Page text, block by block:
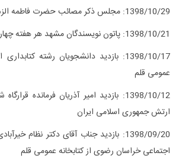
1398/10/29: مجلس ذکر مصائب حضرت فاطمه الزهرا
1398/10/21: پاتون نویسندگان مشهد هر هفته چهارشنبه‎ها
1398/10/17: بازدید دانشجویان رشته
عمومی قلم
1398/10/12: بازدید امیر آذریان فرمانده
ارتش جمهوری اسلامی ایران
1398/09/20: بازدید جناب آقای دکتر نظام
اجتماعی خراسان رضوی از کتابخانه عمومی قلم